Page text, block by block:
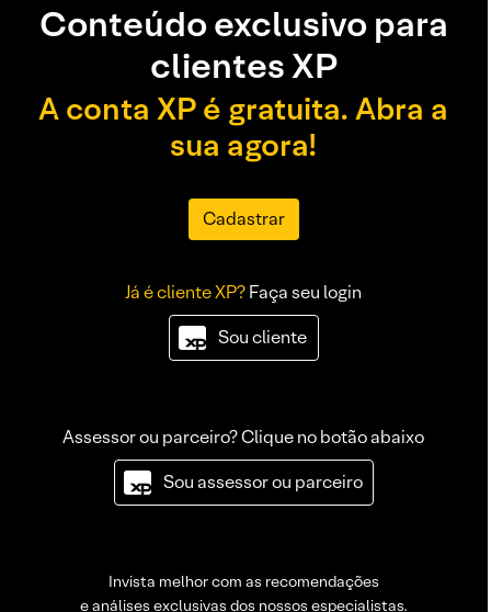
Conteúdo exclusivo para
clientes XP
A conta XP é gratuita. Abra a
sua agora!
Cadastrar
Já é cliente XP?Faça seu login
Sou cliente
Assessor ou parceiro? Clique no botão abaixo
Sou assessor ou parceiro
Invista melhor com as recomendações
e análises exclusivas dos nossos especialistas.